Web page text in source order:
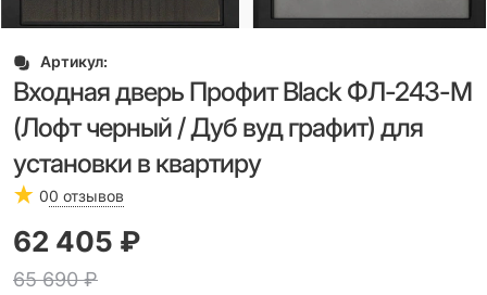
Артикул:
Входная дверь Профит Black ФЛ-243-М
(Лофт черный / Дуб вуд графит) для
установки в квартиру
00 отзывов
65 690 ₽
62 405 ₽